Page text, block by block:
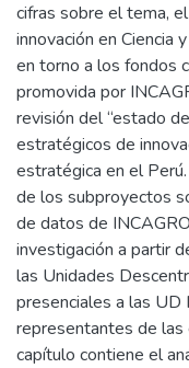
cifras sobre el tema,
innovación en Ciencia
en torno a los fondos
promovida por
revisión del “estado
estratégicos de
estratégica en el
de los subproyectos
de datos de
investigación a partir
las Unidades
presenciales a las UD
representantes de
capítulo contiene el